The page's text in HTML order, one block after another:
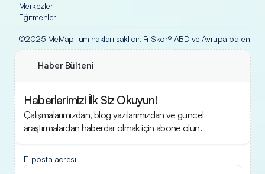
Merkezler
Eğitmenler
©2025 MeMap tüm hakları saklıdır. FitSkor® ABD ve Avrupa patent
Haber Bülteni
Haberlerimizi İlk Siz Okuyun!
Çalışmalarımızdan, blog yazılarımızdan ve güncel
araştırmalardan haberdar olmak için abone olun.
E-posta adresi